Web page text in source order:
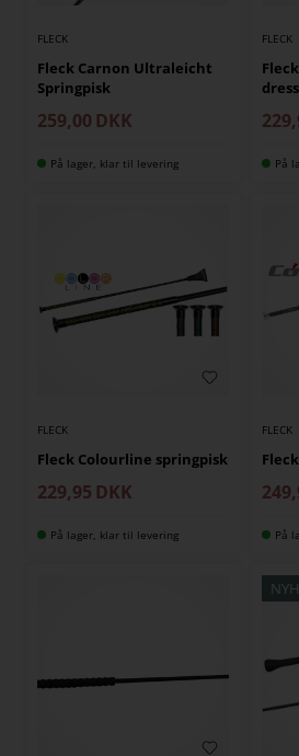
FLECK
Fleck Carnon Ultraleicht
Springpisk
259,00 DKK
På lager, klar til levering
FLECK
På
FLECK
Fleck Colourline springpisk
229,95 DKK
På lager, klar til levering
FLECK
På